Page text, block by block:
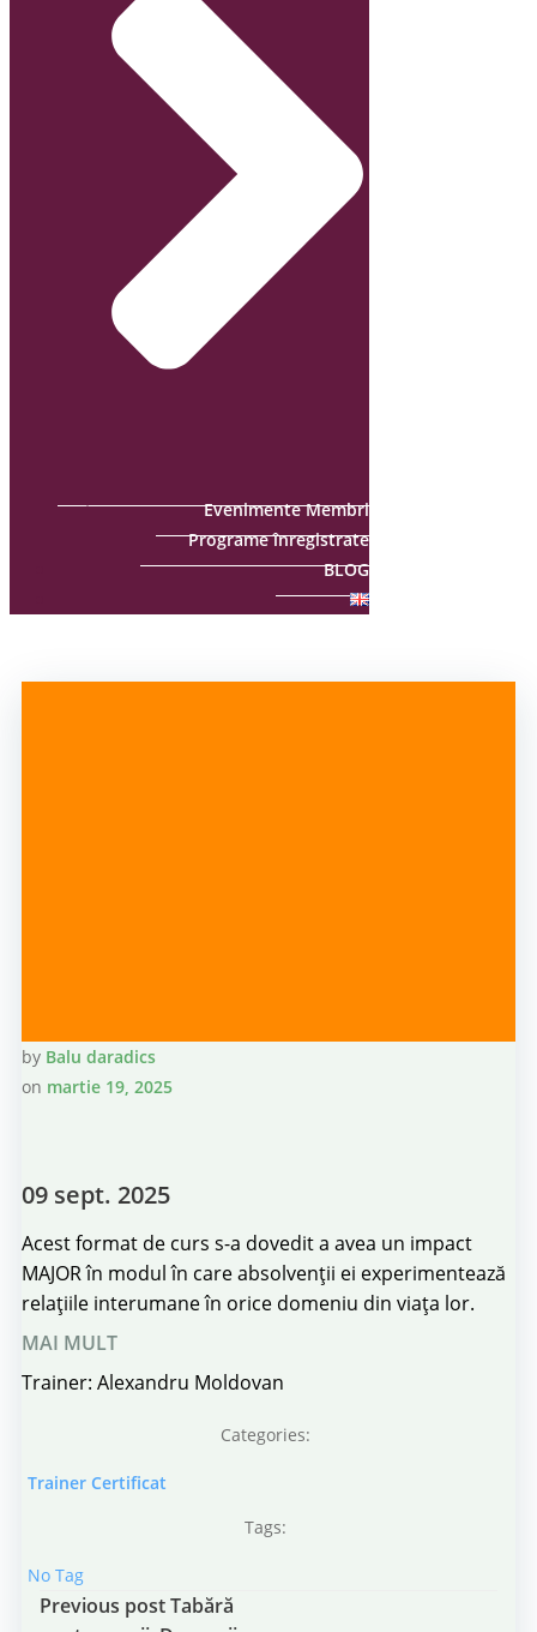
Evenimente Membri
Programe înregistrate
BLOG
by Balu daradics
on martie 19, 2025
09 sept. 2025
Acest format de curs s-a dovedit a avea un impact
MAJOR în modul în care absolvenții ei experimentează
relațiile interumane în orice domeniu din viața lor.
MAI MULT
Trainer: Alexandru Moldovan
Categories:
Trainer Certificat
Tags:
No Tag
Post
Previous postTabără